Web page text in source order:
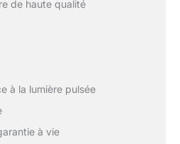
de haute qualité
à la lumière pulsée
à vie